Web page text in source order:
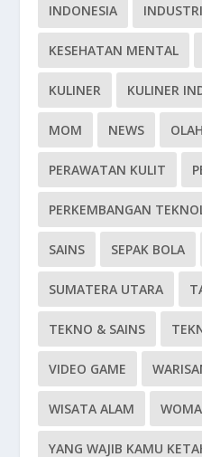
INDONESIA
KESEHATAN MENTAL
KULINER KULINER
MOM NEWS
PERAWATAN KULIT
PERKEMBANGAN
SAINS SEPAK BOLA
SUMATERA UTARA
TEKNO & SAINS
VIDEO GAME
WISATA ALAM
YANG WAJIB KAMU